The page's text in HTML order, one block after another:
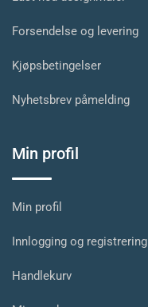
Forsendelse og levering
Kjøpsbetingelser
Nyhetsbrev påmelding
Min profil
Min profil
Innlogging og registrering
Handlekurv